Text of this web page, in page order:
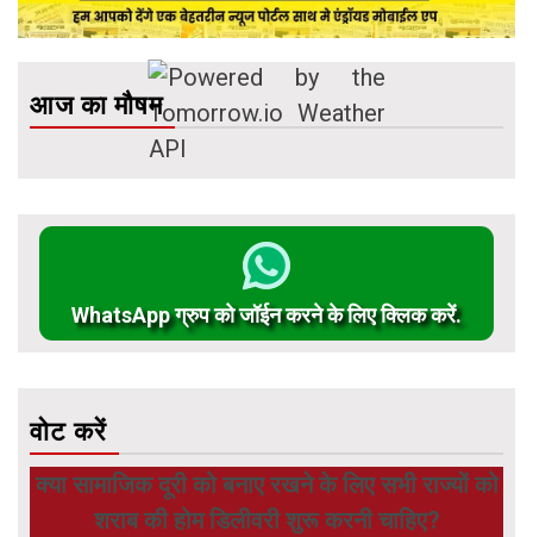
आज का मौषम
WhatsApp ग्रुप को जॉईन करने के लिए क्लिक करें.
वोट करें
क्या सामाजिक दूरी को बनाए रखने के लिए सभी राज्यों को
शराब की होम डिलीवरी शुरू करनी चाहिए?